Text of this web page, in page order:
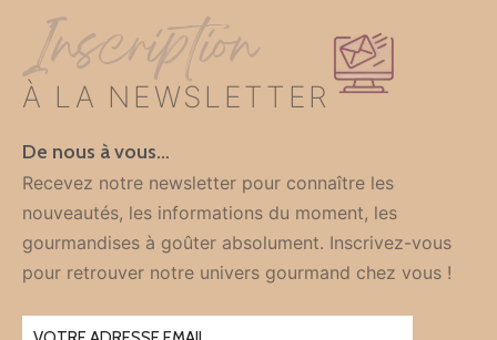
Inscription
À LA NEWSLETTER
De nous à vous…
Recevez notre newsletter pour connaître les
nouveautés, les informations du moment, les
gourmandises à goûter absolument. Inscrivez-vous
pour retrouver notre univers gourmand chez vous !